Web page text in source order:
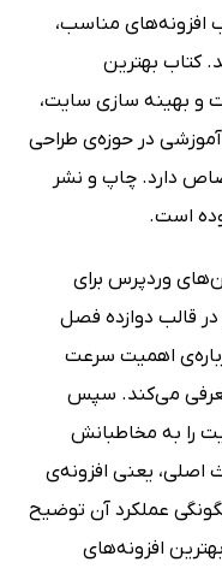
مناسب،
کتاب بهترین
و بهینه سازی سایت،
در حوزه‌ی طراحی
دارد. چاپ و نشر
است.
وردپرس برای
قالب دوازده فصل
اهمیت سرعت
می‌کند. سپس
را به مخاطبانش
اصلی، یعنی افزونه‌ی
عملکرد آن توضیح
افزونه‌های